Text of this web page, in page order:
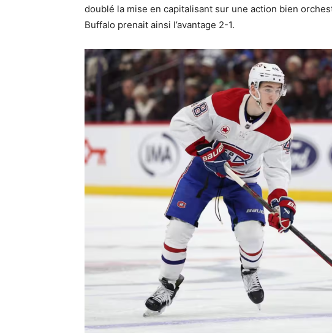
doublé la mise en capitalisant sur une action bien
Buffalo prenait ainsi l’avantage 2-1.